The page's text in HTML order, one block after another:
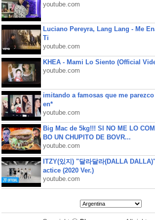
youtube.com
Luciano Pereyra, Lang Lang - Me
Ti
youtube.com
KHEA - Mami Lo Siento (Official
youtube.com
imitando a famosas que me
en*
youtube.com
Big Mac de 5kg!!! SI NO ME LO
BO UN CHUPITO DE BOVR...
youtube.com
ITZY(있지) "달라달라(DALLA
actice (2020 Ver.)
youtube.com